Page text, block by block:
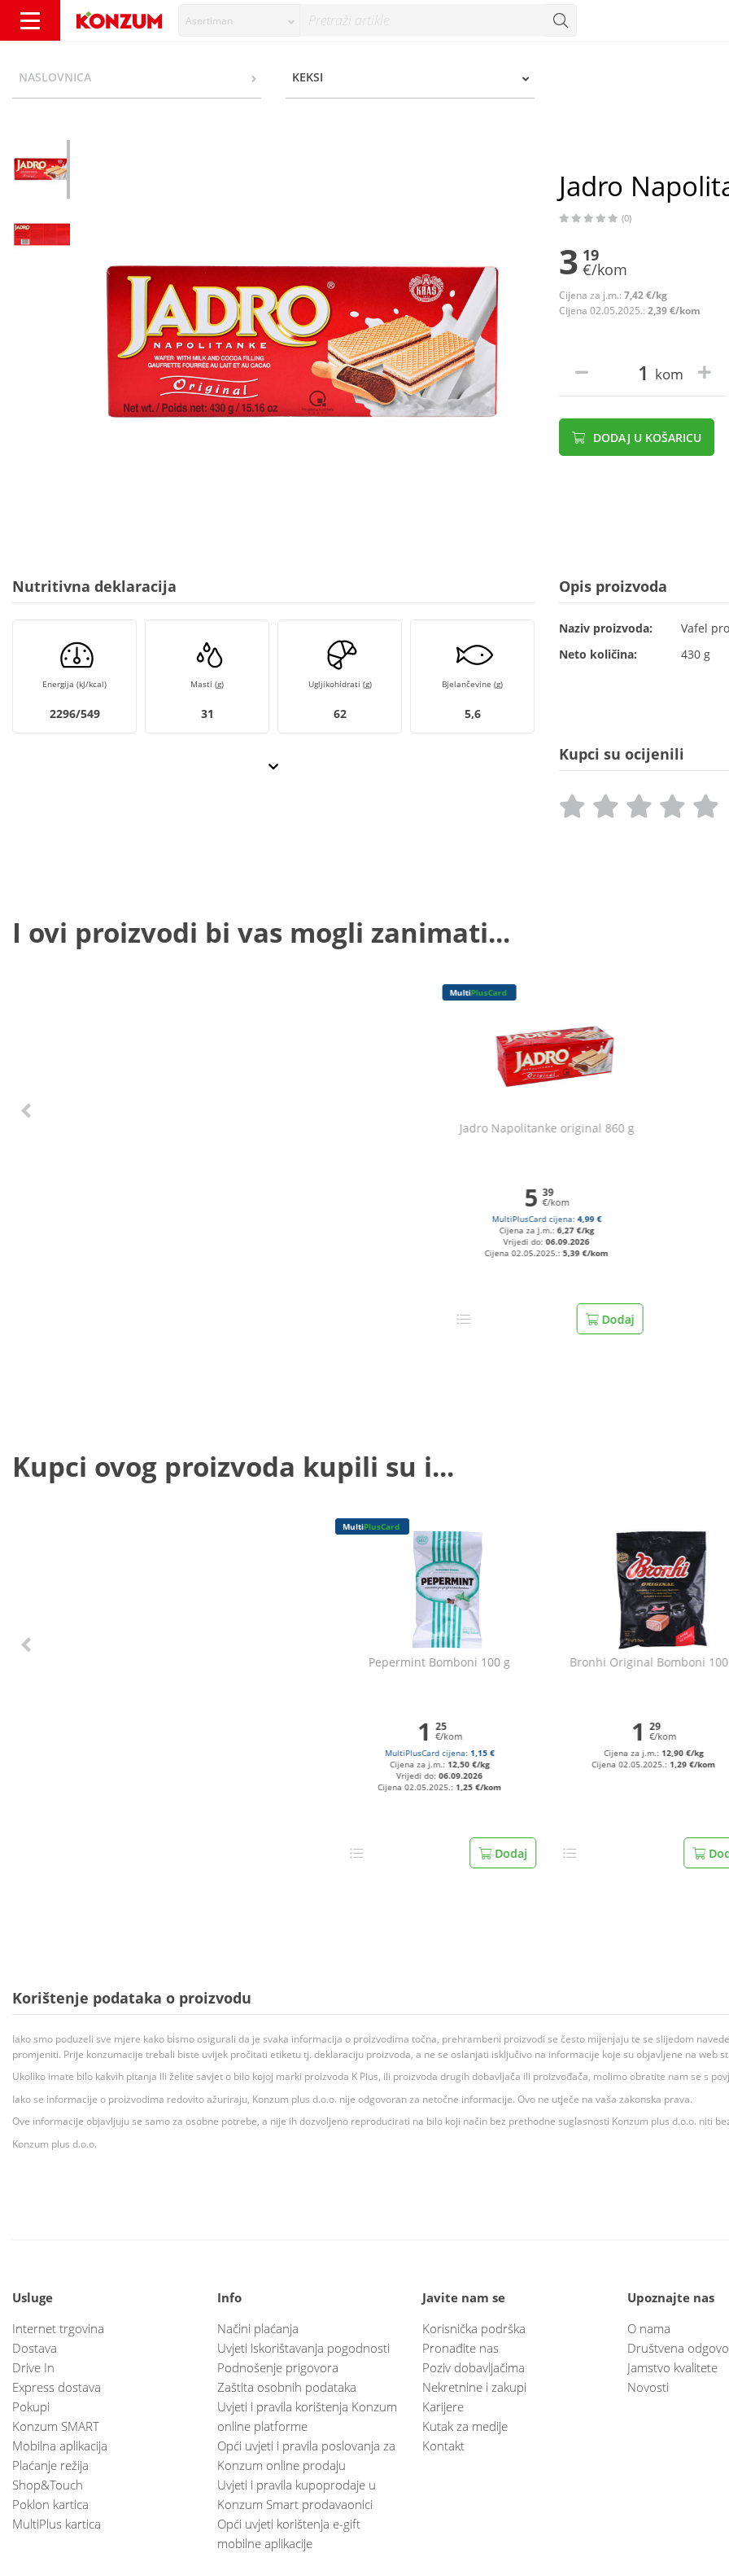
Asortiman
NASLOVNICA KEKSI
Jadro
(0)
3 19
€/kom
Cijena za j.m.: 7,42 €/kg
Cijena 02.05.2025.: 2,39 €/kom
kom
DODAJ U KOŠARICU
Nutritivna deklaracija
Energija (kJ/kcal)
2296/549
Masti (g)
31
Ugljikohidrati (g)
62
Bjelančevine (g)
5,6
Opis proizvoda
Naziv proizvoda:
Vafel
Neto količina:
430 g
Kupci su ocijenili
I ovi proizvodi bi vas mogli zanimati...
MultiPlusCard
Jadro Napolitanke original 860 g
5 39
€/kom
MultiPlusCard cijena:4,99 €
Cijena za j.m.:6,27 €/kg
Vrijedi do:06.09.2026
Cijena 02.05.2025.:5,39 €/kom
Dodaj
Kupci ovog proizvoda kupili su i...
MultiPlusCard
Pepermint Bomboni 100 g
1 25
€/kom
MultiPlusCard cijena:1,15 €
Cijena za j.m.: 12,50 €/kg
Vrijedi do:06.09.2026
Cijena 02.05.2025.: 1,25 €/kom
Dodaj
Bronhi Original Bomboni
1 29
€/kom
Cijena za j.m.: 12,90 €/kg
Cijena 02.05.2025.: 1,29 €/kom
Korištenje podataka o proizvodu
Iako smo poduzeli sve mjere kako bismo osigurali da je svaka informacija o proizvodima točna, prehrambeni proizvodi se često mijenjaju te se slijedom
promjeniti. Prije konzumacije trebali biste uvijek pročitati etiketu tj. deklaraciju proizvoda, a ne se oslanjati isključivo na informacije koje su objavljene na web
Ukoliko imate bilo kakvih pitanja ili želite savjet o bilo kojoj marki proizvoda K Plus, ili proizvoda drugih dobavljača ili proizvođača, molimo obratite nam se s
Iako se informacije o proizvodima redovito ažuriraju, Konzum plus d.o.o. nije odgovoran za netočne informacije. Ovo ne utječe na vaša zakonska prava.
Ove informacije objavljuju se samo za osobne potrebe, a nije ih dozvoljeno reproducirati na bilo koji način bez prethodne suglasnosti Konzum plus d.o.o. niti
Konzum plus d.o.o.
Usluge
Internet trgovina
Dostava
Drive In
Express dostava
Pokupi
Konzum SMART
Mobilna aplikacija
Plaćanje režija
Shop&Touch
Poklon kartica
MultiPlus kartica
Info
Načini plaćanja
Uvjeti iskorištavanja pogodnosti
Podnošenje prigovora
Zaštita osobnih podataka
Uvjeti i pravila korištenja Konzum
online platforme
Opći uvjeti i pravila poslovanja za
Konzum online prodaju
Uvjeti i pravila kupoprodaje u
Konzum Smart prodavaonici
Opći uvjeti korištenja e-gift
mobilne aplikacije
Javite nam se
Korisnička podrška
Pronađite nas
Poziv dobavljačima
Nekretnine i zakupi
Karijere
Kutak za medije
Kontakt
Upoznajte nas
O nama
Društvena
Jamstvo kvalitete
Novosti